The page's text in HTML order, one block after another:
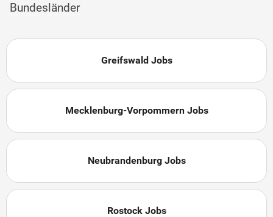
Bundesländer
Greifswald Jobs
Mecklenburg-Vorpommern Jobs
Neubrandenburg Jobs
Rostock Jobs